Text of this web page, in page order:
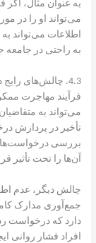
به عنوان مثال، اگر
می‌تواند او را در
اطلاعات می‌تواند
به راحتی در جامعه
4.3. چالش‌های رایج در فرآیند مهاجرت
فرآیند مهاجرت
می‌تواند به
تأخیر در پردازش
بررسی
آن‌ها را تحت تأثیر
چالش دیگر، عدم
جمع‌آوری مدارک
دارد که درخواست
افراد فشار روانی